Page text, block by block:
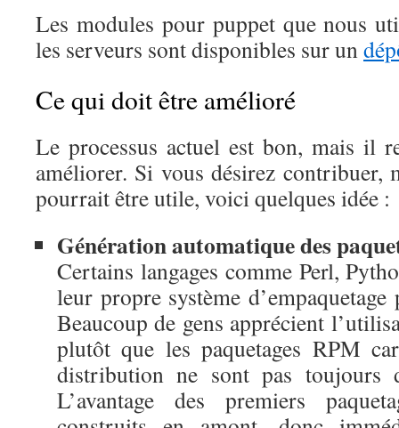
Les modules pour puppet que nous
les serveurs sont disponibles sur un
Ce qui doit être amélioré
Le processus actuel est bon, mais il
améliorer. Si vous désirez contribuer,
pourrait être utile, voici quelques idée :
Génération automatique des
Certains langages comme Perl,
leur propre système
Beaucoup de gens apprécient
plutôt que les paquetages RPM
distribution ne sont pas toujours
L’avantage des premiers